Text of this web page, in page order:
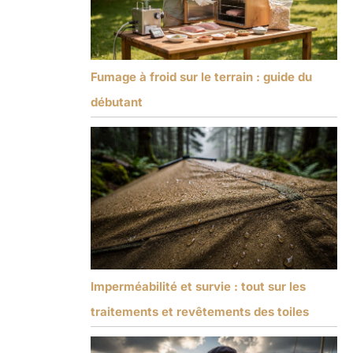
Fumage à froid sur le terrain : guide du
débutant
Imperméabilité et survie : tout sur les
traitements et revêtements des toiles